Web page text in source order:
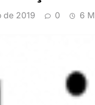
de 2019 0 6